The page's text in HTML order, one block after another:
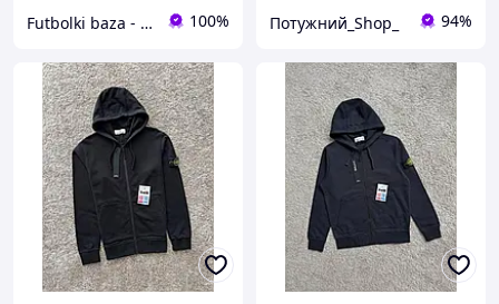
Futbolki baza - интернет- магазин базовой одежды 100% Потужний_Shop_ 94%